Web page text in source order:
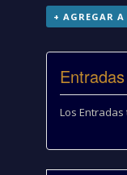
+ AGREGAR
Entradas
Los